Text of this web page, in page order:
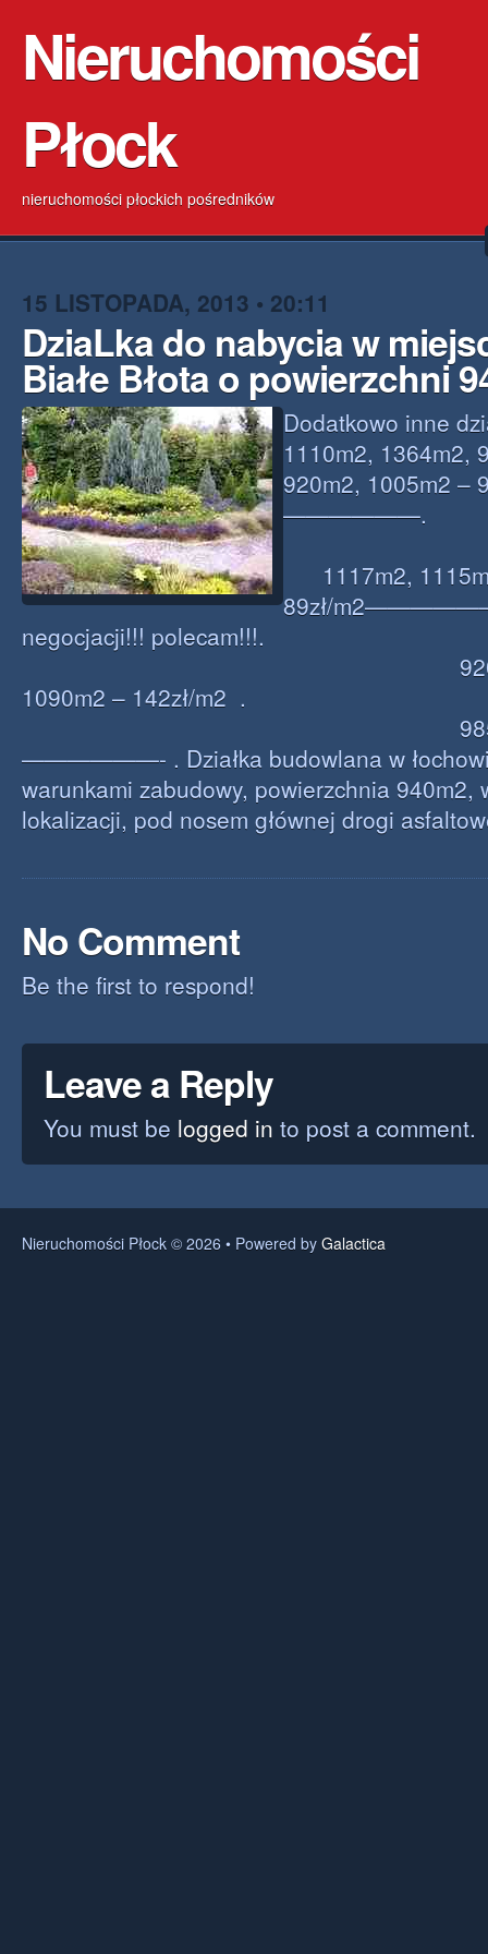
Nieruchomości
Płock
nieruchomości płockich pośredników
15 LISTOPADA, 2013 • 20:11
DziaLka do nabycia w
Białe Błota o powierzchni
Dodatkowo inne
1110m2, 1364m2,
920m2, 1005m2 –
——————.
1117m2,
89zł/
negocjacji!!! polecam!!!.
920m2,
1090m2 – 142zł/m2 .
985m2 –
——————- . Działka budowlana w
warunkami zabudowy, powierzchnia 940m2,
lokalizacji, pod nosem głównej drogi
No Comment
Be the first to respond!
Leave a Reply
You must be logged in to post a comment.
Nieruchomości Płock © 2026 • Powered by Galactica